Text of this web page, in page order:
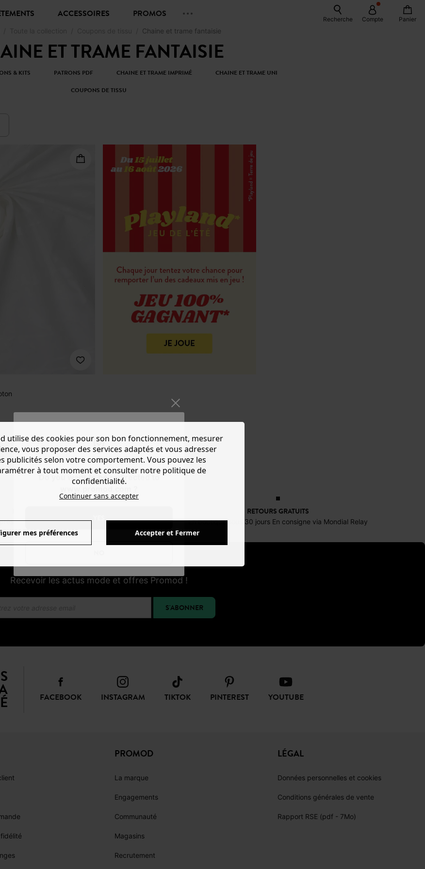
Do you want to be redirected to
ACCESSOIRES PROMOS Recherche Compte Panier
Chaine et trame fantaisie
ET TRAME FANTAISIE
& KITS PATRONS PDF CHAINE ET TRAME IMPRIMÉ
CHAINE ET TRAME UNI
COUPONS DE TISSU
Produits affichés: 2 / 2
essayez en boutique ! Paiement en magasin
RETOURS GRATUITS
En boutique sous 30 jours En consigne via Mondial Relay
NEWSLETTER
Recevoir les actus mode et offres Promod !
S'ABONNER
FACEBOOK INSTAGRAM TIKTOK PINTEREST YOUTUBE
PROMOD
La marque
Engagements
Communauté
Magasins
Recrutement
LÉGAL
Données personnelles et cookies
Conditions générales de vente
Rapport RSE (pdf - 7Mo)
utilise des cookies pour son bon fonctionnement, mesurer
vous proposer des services adaptés et vous adresser
publicités selon votre comportement. Vous pouvez les
à tout moment et consulter notre politique de
confidentialité.
Continuer sans accepter
mes préférences Accepter et Fermer